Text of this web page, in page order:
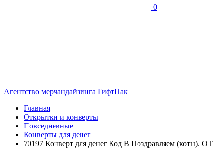
0
Агентство мерчандайзинга ГифтПак
Главная
Открытки и конверты
Повседневные
Конверты для денег
70197 Конверт для денег Код В Поздравляем (коты). ОТ